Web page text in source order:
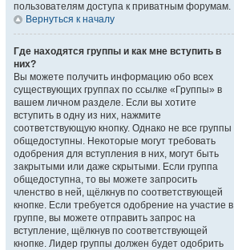
пользователям доступа к приватным форумам.
Вернуться к началу
Где находятся группы и как мне вступить в
них?
Вы можете получить информацию обо всех
существующих группах по ссылке «Группы» в
вашем личном разделе. Если вы хотите
вступить в одну из них, нажмите
соответствующую кнопку. Однако не все группы
общедоступны. Некоторые могут требовать
одобрения для вступления в них, могут быть
закрытыми или даже скрытыми. Если группа
общедоступна, то вы можете запросить
членство в ней, щёлкнув по соответствующей
кнопке. Если требуется одобрение на участие в
группе, вы можете отправить запрос на
вступление, щёлкнув по соответствующей
кнопке. Лидер группы должен будет одобрить